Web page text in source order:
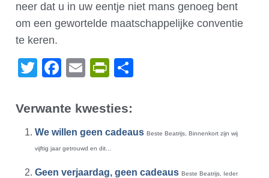
neer dat u in uw eentje niet mans genoeg bent
om een gewortelde maatschappelijke conventie
te keren.
TwitterFacebook
EmailPrintFriendly
Verwante kwesties:
We willen geen cadeaus Beste Beatrijs, Binnenkort zijn wij
vijftig jaar getrouwd en dit...
Geen verjaardag, geen cadeaus Beste Beatrijs, Ieder